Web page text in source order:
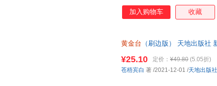
负天下人，他不负他★凡有所
哭，十二载光阴，岁如长河，
加入购物车 收藏
黄金台 （刷边版） 天地出版社
¥25.10 定价： ¥49.80 (5.05折)
苍梧宾白 著 /2021-12-01 /天地出版社